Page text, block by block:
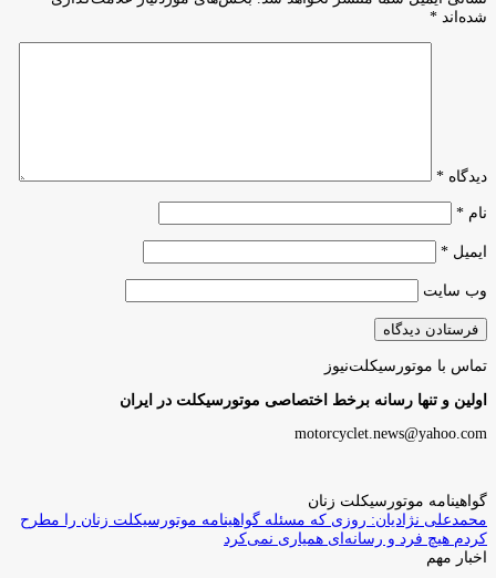
شده‌اند *
دیدگاه *
نام *
ایمیل *
وب‌ سایت
تماس با موتورسیکلت‌نیوز
اولین و تنها رسانه برخط اختصاصی موتورسیکلت در ایران
motorcyclet.news@yahoo.com
گواهینامه موتورسیکلت زنان
محمدعلی نژادیان: روزی که مسئله گواهینامه موتورسیکلت زنان را مطرح
کردم هیچ فرد و رسانه‌ای همیاری نمی‌کرد
اخبار مهم